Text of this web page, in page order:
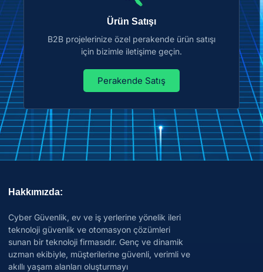
Ürün Satışı
B2B projelerinize özel perakende ürün satışı
için bizimle iletişime geçin.
Perakende Satış
Hakkımızda:
Cyber Güvenlik, ev ve iş yerlerine yönelik ileri
teknoloji güvenlik ve otomasyon çözümleri
sunan bir teknoloji firmasıdır. Genç ve dinamik
uzman ekibiyle, müşterilerine güvenli, verimli ve
akıllı yaşam alanları oluşturmayı